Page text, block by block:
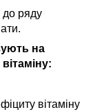
до ряду
на
вітаміну